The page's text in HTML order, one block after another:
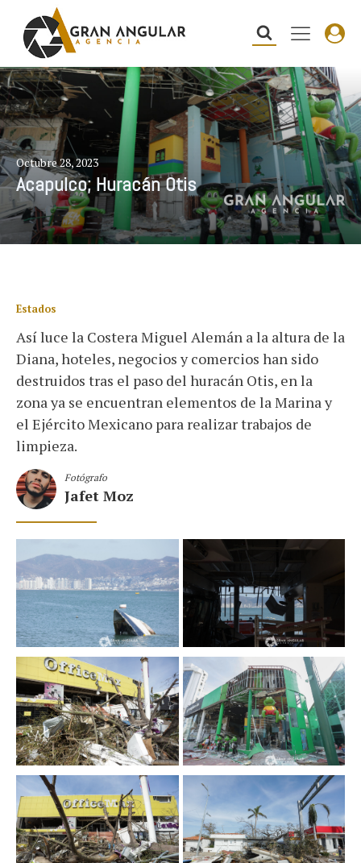
Octubre 28, 2023
Acapulco; Huracán Otis
Estados
Así luce la Costera Miguel Alemán a la altura de la
Diana, hoteles, negocios y comercios han sido
destruidos tras el paso del huracán Otis, en la
zona ya se encuentran elementos de la Marina y
el Ejército Mexicano para realizar trabajos de
limpieza.
Fotógrafo
Jafet Moz